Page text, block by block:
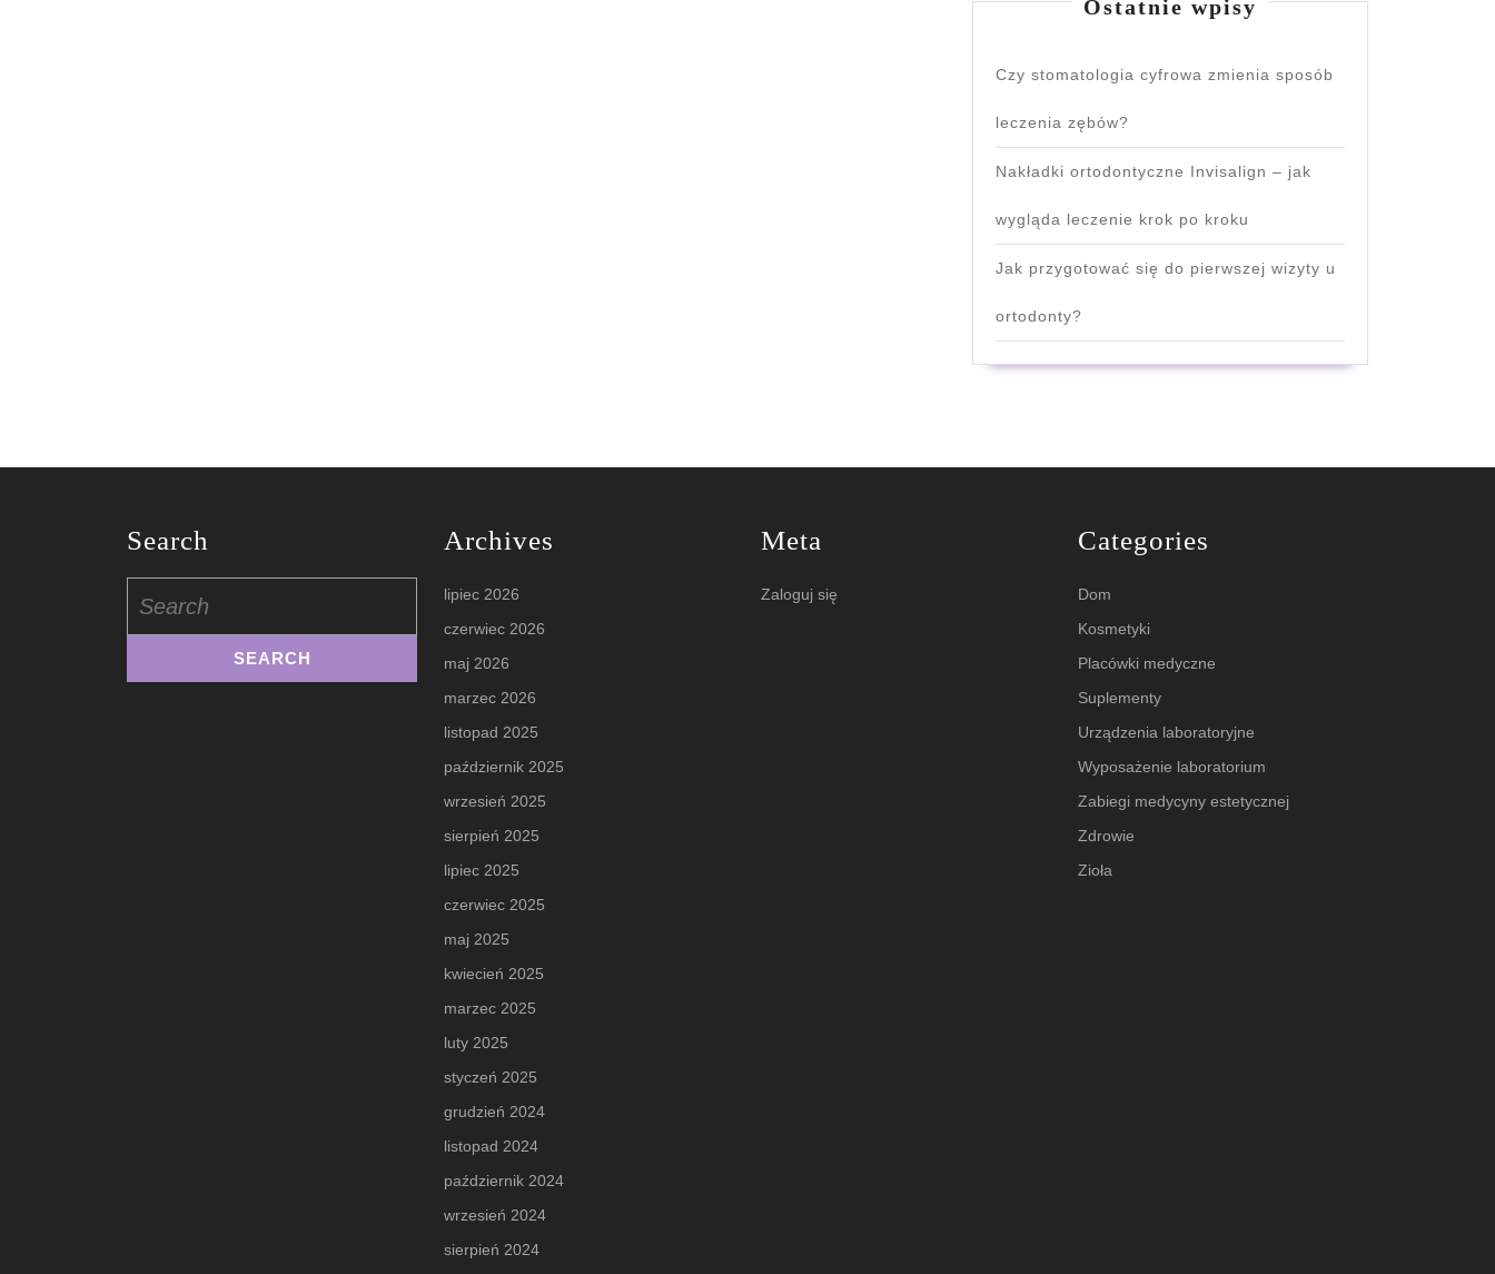
Ostatnie wpisy
Czy stomatologia cyfrowa zmienia sposób
leczenia zębów?
Nakładki ortodontyczne Invisalign – jak
wygląda leczenie krok po kroku
Jak przygotować się do pierwszej wizyty u
ortodonty?
Search
for:
Archives
lipiec 2026
czerwiec 2026
maj 2026
marzec 2026
listopad 2025
październik 2025
wrzesień 2025
sierpień 2025
lipiec 2025
czerwiec 2025
maj 2025
kwiecień 2025
marzec 2025
luty 2025
styczeń 2025
grudzień 2024
listopad 2024
październik 2024
wrzesień 2024
sierpień 2024
Meta
Zaloguj się
Categories
Dom
Kosmetyki
Placówki medyczne
Suplementy
Urządzenia laboratoryjne
Wyposażenie laboratorium
Zabiegi medycyny estetycznej
Zdrowie
Zioła